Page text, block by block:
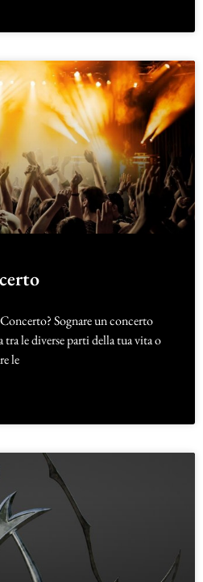
Sognare un concerto
tra le diverse parti della tua vita o
le